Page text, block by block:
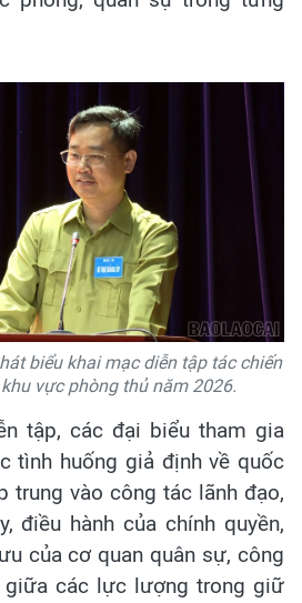
biểu khai mạc diễn tập tác chiến
vực phòng thủ năm 2026.
tập, các đại biểu tham gia
tình huống giả định về quốc
trung vào công tác lãnh đạo,
điều hành của chính quyền,
của cơ quan quân sự, công
các lực lượng trong giữ